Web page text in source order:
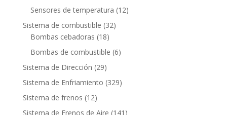
Sensores de temperatura 1212
Sistema de combustible 3232
Bombas cebadoras 1818
productos
Bombas de combustible 66
Sistema de Dirección 2929
productos
Sistema de Enfriamiento 329329
Sistema de frenos 1212
productos
Sistema de Frenos de Aire 141 141